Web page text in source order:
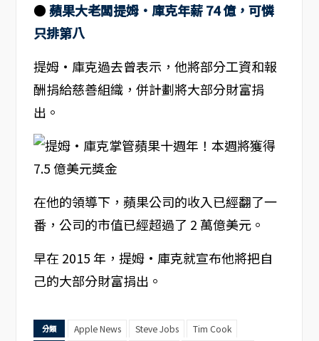
●蘋果大老闆提姆·庫克年薪 74 億，可憐
只排第八
提姆·庫克過去曾表示，他將部分工資和報
酬捐給慈善組織，併計劃將大部分財富捐
出。
在他的領導下，蘋果公司的收入已經翻了一
番，公司的市值已經超過了 2 萬億美元。
早在 2015 年，提姆·庫克就宣布他將把自
己的大部分財富捐出。
分類 Apple News Steve Jobs Tim Cook